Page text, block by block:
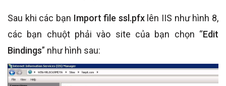
Sau khi các bạn Import file ssl.pfxlên IIS như hình 8,
các bạn chuột phải vào site của bạn chọn “Edit
Bindings” như hình sau: